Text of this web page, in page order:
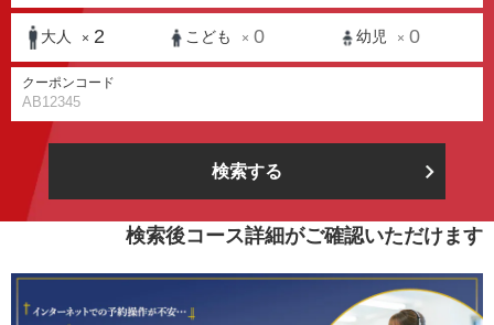
大人 × 2 こども × 0 幼児 × 0
クーポンコード
検索する
検索後コース詳細がご確認いただけます